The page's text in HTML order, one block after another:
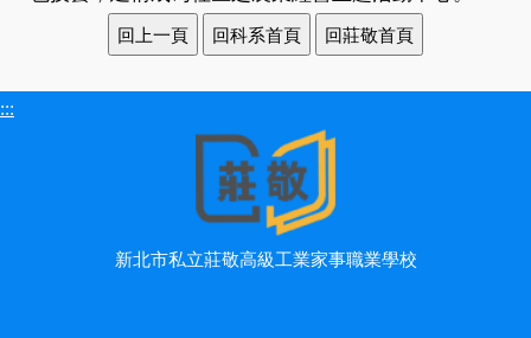
:::
新北市私立莊敬高級工業家事職業學校